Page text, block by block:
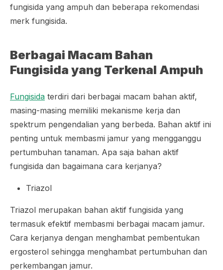
fungisida yang ampuh dan beberapa rekomendasi
merk fungisida.
Berbagai Macam Bahan
Fungisida yang Terkenal Ampuh
Fungisida terdiri dari berbagai macam bahan aktif,
masing-masing memiliki mekanisme kerja dan
spektrum pengendalian yang berbeda. Bahan aktif ini
penting untuk membasmi jamur yang mengganggu
pertumbuhan tanaman. Apa saja bahan aktif
fungisida dan bagaimana cara kerjanya?
Triazol
Triazol merupakan bahan aktif fungisida yang
termasuk efektif membasmi berbagai macam jamur.
Cara kerjanya dengan menghambat pembentukan
ergosterol sehingga menghambat pertumbuhan dan
perkembangan jamur.